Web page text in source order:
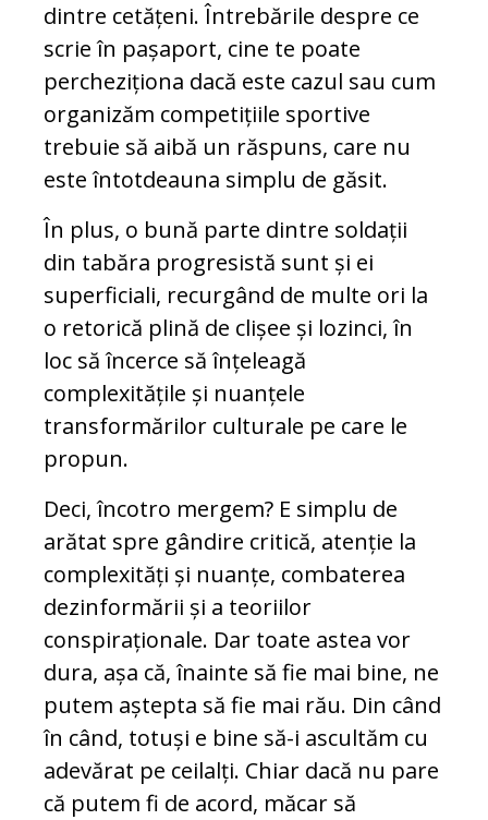
dintre cetățeni. Întrebările despre ce
scrie în pașaport, cine te poate
percheziționa dacă este cazul sau cum
organizăm competițiile sportive
trebuie să aibă un răspuns, care nu
este întotdeauna simplu de găsit.
În plus, o bună parte dintre soldații
din tabăra progresistă sunt și ei
superficiali, recurgând de multe ori la
o retorică plină de clișee și lozinci, în
loc să încerce să înțeleagă
complexitățile și nuanțele
transformărilor culturale pe care le
propun.
Deci, încotro mergem? E simplu de
arătat spre gândire critică, atenție la
complexități și nuanțe, combaterea
dezinformării și a teoriilor
conspiraționale. Dar toate astea vor
dura, așa că, înainte să fie mai bine, ne
putem aștepta să fie mai rău. Din când
în când, totuși e bine să-i ascultăm cu
adevărat pe ceilalți. Chiar dacă nu pare
că putem fi de acord, măcar să